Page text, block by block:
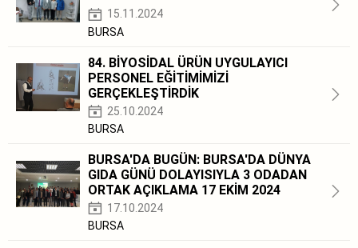
15.11.2024
BURSA
84. BİYOSİDAL ÜRÜN UYGULAYICI
PERSONEL EĞİTİMİMİZİ
GERÇEKLEŞTİRDİK
25.10.2024
BURSA
BURSA'DA BUGÜN: BURSA'DA DÜNYA
GIDA GÜNÜ DOLAYISIYLA 3 ODADAN
ORTAK AÇIKLAMA 17 EKİM 2024
17.10.2024
BURSA